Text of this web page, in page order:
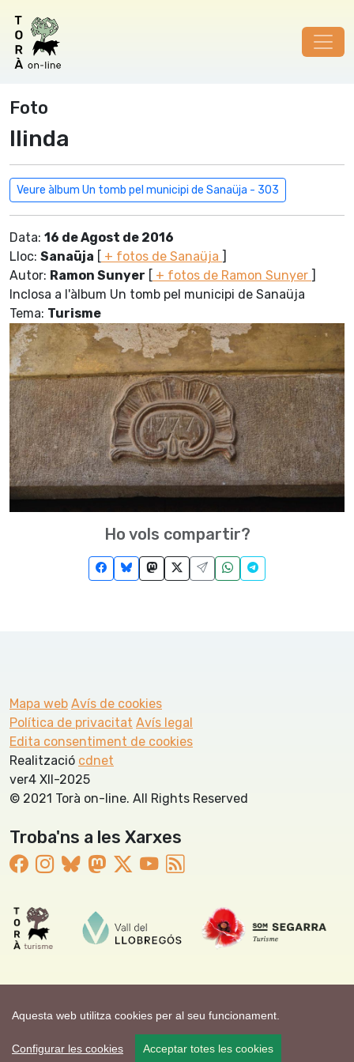
Aquesta web utilitza cookies per al seu funcionament.
Configurar les cookies Acceptar totes les cookies
Foto
llinda
Veure àlbum Un tomb pel municipi de Sanaüja - 303
Data: 16 de Agost de 2016
Lloc: Sanaüja [ + fotos de Sanaüja ]
Autor: Ramon Sunyer [ + fotos de Ramon Sunyer ]
Inclosa a l'àlbum Un tomb pel municipi de Sanaüja
Tema: Turisme
Ho vols compartir?
Mapa web Avís de cookies
Política de privacitat Avís legal
Edita consentiment de cookies
Realització cdnet
ver4 XII-2025
© 2021 Torà on-line. All Rights Reserved
Troba'ns a les Xarxes